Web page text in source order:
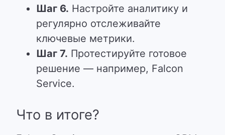
Шаг 6. Настройте аналитику и
регулярно отслеживайте
ключевые метрики.
Шаг 7. Протестируйте готовое
решение — например, Falcon
Service.
Что в итоге?